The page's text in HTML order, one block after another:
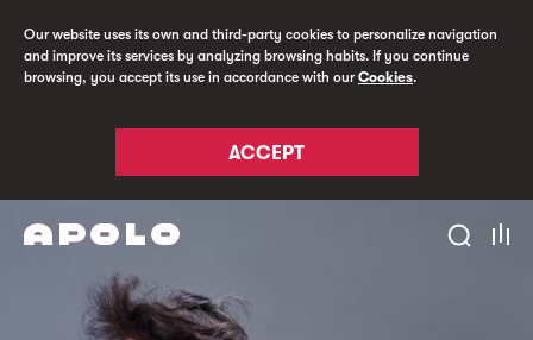
Our website uses its own and third-party cookies to personalize navigation
and improve its services by analyzing browsing habits. If you continue
browsing, you accept its use in accordance with ourCookies.
ACCEPT